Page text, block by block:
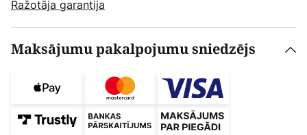
Ražotāja garantija
Maksājumu pakalpojumu sniedzējs